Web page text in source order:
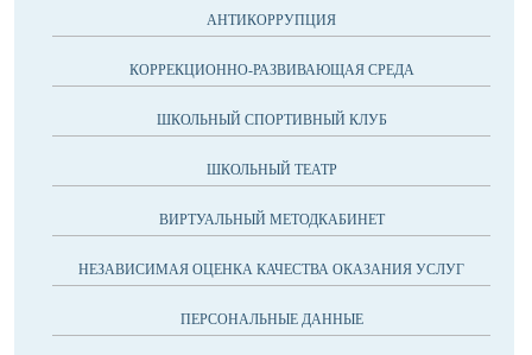
АНТИКОРРУПЦИЯ
КОРРЕКЦИОННО-РАЗВИВАЮЩАЯ СРЕДА
ШКОЛЬНЫЙ СПОРТИВНЫЙ КЛУБ
ШКОЛЬНЫЙ ТЕАТР
ВИРТУАЛЬНЫЙ МЕТОДКАБИНЕТ
НЕЗАВИСИМАЯ ОЦЕНКА КАЧЕСТВА ОКАЗАНИЯ УСЛУГ
ПЕРСОНАЛЬНЫЕ ДАННЫЕ